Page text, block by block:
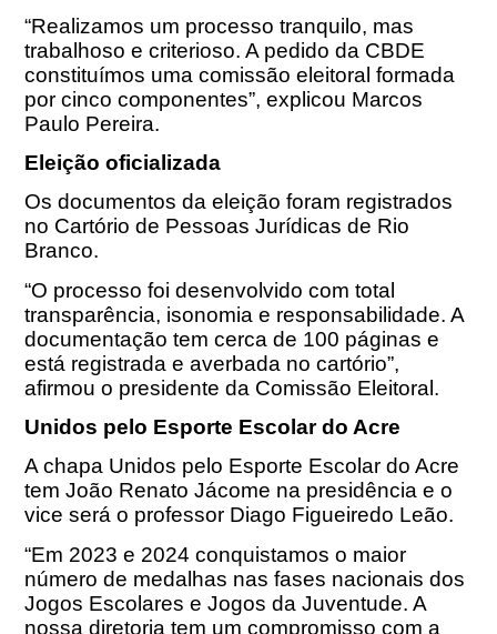
“Realizamos um processo tranquilo, mas
trabalhoso e criterioso. A pedido da CBDE
constituímos uma comissão eleitoral formada
por cinco componentes”, explicou Marcos
Paulo Pereira.
Eleição oficializada
Os documentos da eleição foram registrados
no Cartório de Pessoas Jurídicas de Rio
Branco.
“O processo foi desenvolvido com total
transparência, isonomia e responsabilidade. A
documentação tem cerca de 100 páginas e
está registrada e averbada no cartório”,
afirmou o presidente da Comissão Eleitoral.
Unidos pelo Esporte Escolar do Acre
A chapa Unidos pelo Esporte Escolar do Acre
tem João Renato Jácome na presidência e o
vice será o professor Diago Figueiredo Leão.
“Em 2023 e 2024 conquistamos o maior
número de medalhas nas fases nacionais dos
Jogos Escolares e Jogos da Juventude. A
nossa diretoria tem um compromisso com a